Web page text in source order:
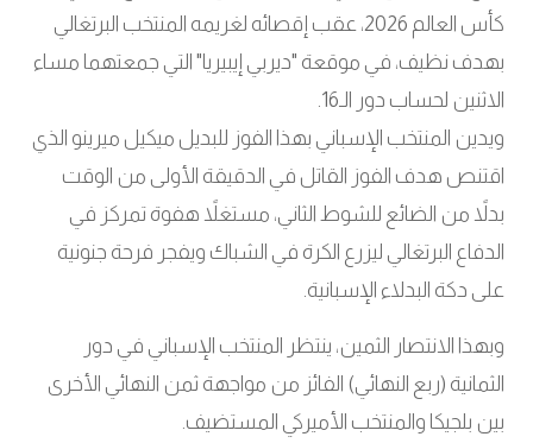
كأس العالم 2026، عقب إقصائه لغريمه المنتخب البرتغالي
بهدف نظيف، في موقعة "ديربي إيبيريا" التي جمعتهما مساء
الاثنين لحساب دور الـ16.
ويدين المنتخب الإسباني بهذا الفوز للبديل ميكيل ميرينو الذي
اقتنص هدف الفوز القاتل في الدقيقة الأولى من الوقت
بدلاً من الضائع للشوط الثاني، مستغلاً هفوة تمركز في
الدفاع البرتغالي ليزرع الكرة في الشباك ويفجر فرحة جنونية
على دكة البدلاء الإسبانية.
وبهذا الانتصار الثمين، ينتظر المنتخب الإسباني في دور
الثمانية (ربع النهائي) الفائز من مواجهة ثمن النهائي الأخرى
بين بلجيكا والمنتخب الأميركي المستضيف.